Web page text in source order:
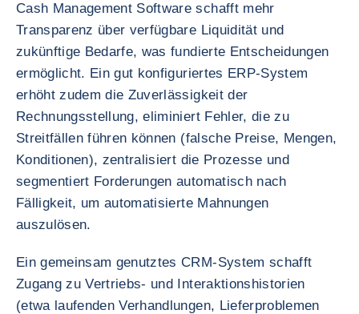
Cash Management Software schafft mehr
Transparenz über verfügbare Liquidität und
zukünftige Bedarfe, was fundierte Entscheidungen
ermöglicht. Ein gut konfiguriertes ERP-System
erhöht zudem die Zuverlässigkeit der
Rechnungsstellung, eliminiert Fehler, die zu
Streitfällen führen können (falsche Preise, Mengen,
Konditionen), zentralisiert die Prozesse und
segmentiert Forderungen automatisch nach
Fälligkeit, um automatisierte Mahnungen
auszulösen.
Ein gemeinsam genutztes CRM-System schafft
Zugang zu Vertriebs- und Interaktionshistorien
(etwa laufenden Verhandlungen, Lieferproblemen